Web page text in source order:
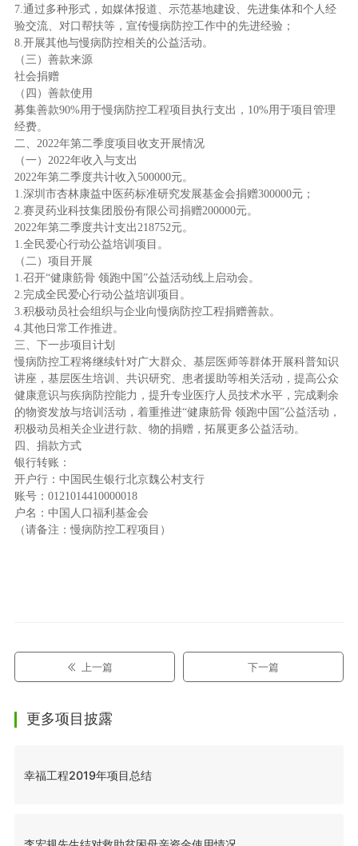
7.通过多种形式，如媒体报道、示范基地建设、先进集体和个人经
验交流、对口帮扶等，宣传慢病防控工作中的先进经验；
8.开展其他与慢病防控相关的公益活动。
（三）善款来源
社会捐赠
（四）善款使用
募集善款90%用于慢病防控工程项目执行支出，10%用于项目管理
经费。
二、2022年第二季度项目收支开展情况
（一）2022年收入与支出
2022年第二季度共计收入500000元。
1.深圳市杏林康益中医药标准研究发展基金会捐赠300000元；
2.赛灵药业科技集团股份有限公司捐赠200000元。
2022年第二季度共计支出218752元。
1.全民爱心行动公益培训项目。
（二）项目开展
1.召开“健康筋骨 领跑中国”公益活动线上启动会。
2.完成全民爱心行动公益培训项目。
3.积极动员社会组织与企业向慢病防控工程捐赠善款。
4.其他日常工作推进。
三、下一步项目计划
慢病防控工程将继续针对广大群众、基层医师等群体开展科普知识
讲座，基层医生培训、共识研究、患者援助等相关活动，提高公众
健康意识与疾病防控能力，提升专业医疗人员技术水平，完成剩余
的物资发放与培训活动，着重推进“健康筋骨 领跑中国”公益活动，
积极动员相关企业进行款、物的捐赠，拓展更多公益活动。
四、捐款方式
银行转账：
开户行：中国民生银行北京魏公村支行
账号：0121014410000018
户名：中国人口福利基金会
（请备注：慢病防控工程项目）
上一篇 下一篇
更多项目披露
幸福工程2019年项目总结